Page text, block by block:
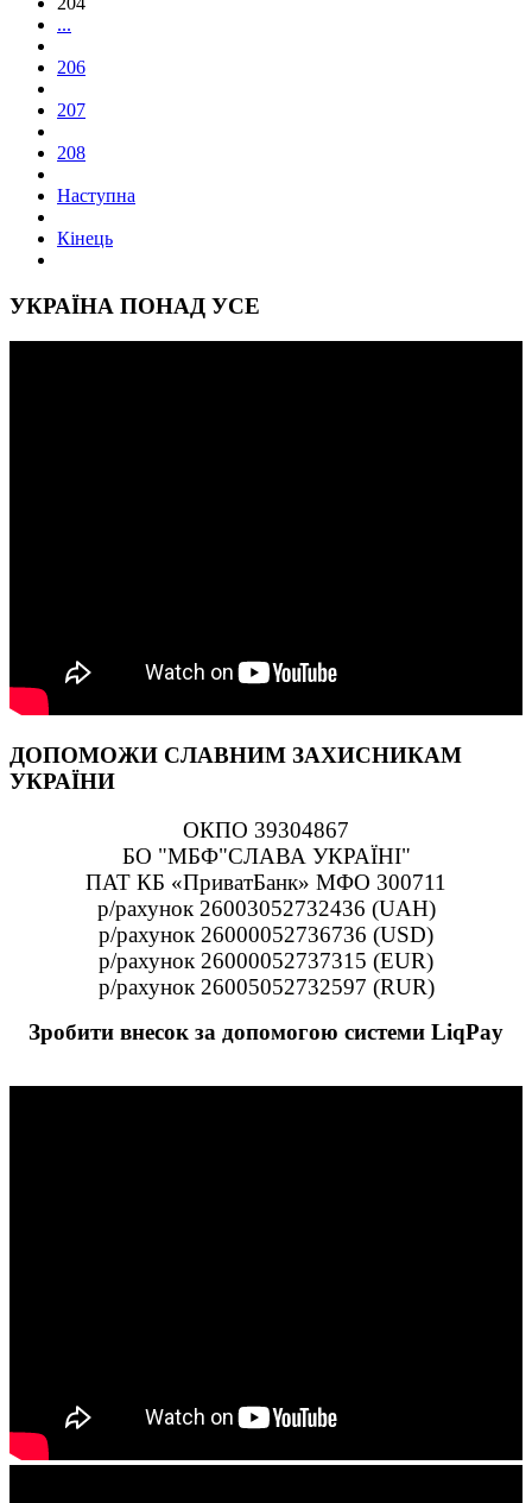
...
206
207
208
Наступна
Кінець
УКРАЇНА ПОНАД УСЕ
ДОПОМОЖИ СЛАВНИМ ЗАХИСНИКАМ
УКРАЇНИ
ОКПО 39304867
БО "МБФ"СЛАВА УКРАЇНІ"
ПАТ КБ «ПриватБанк» МФО 300711
р/рахунок 26003052732436 (UAH)
р/рахунок 26000052736736 (USD)
р/рахунок 26000052737315 (EUR)
р/рахунок 26005052732597 (RUR)
Зробити внесок за допомогою системи LiqPay